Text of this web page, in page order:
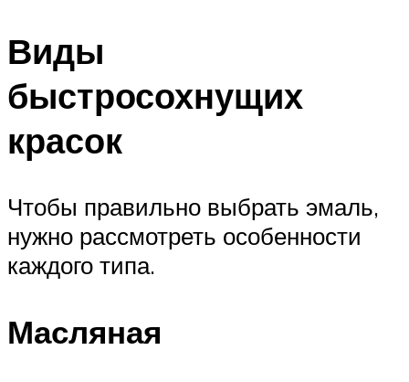
Виды
быстросохнущих
красок
Чтобы правильно выбрать эмаль,
нужно рассмотреть особенности
каждого типа.
Масляная